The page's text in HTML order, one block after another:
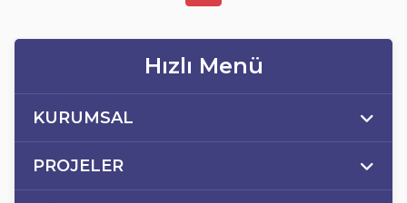
Hızlı Menü
KURUMSAL
PROJELER